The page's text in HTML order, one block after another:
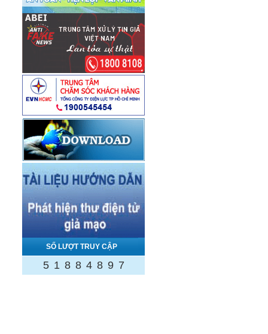
SỐ LƯỢT TRUY CẬP
5 1 8 8 4 8 9 7